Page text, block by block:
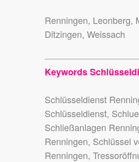
Renningen, Leonberg,
Ditzingen, Weissach
Keywords
Schlüsseldienst
Schlüsseldienst,
Schließanlagen
Renningen, Schlüssel
Renningen,